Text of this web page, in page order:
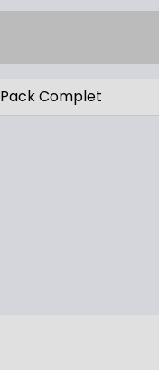
Pack Complet